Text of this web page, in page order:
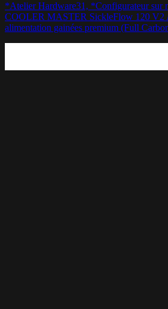
*Atelier Hardware31, *Configurateur
COOLER MASTER SickleFlow 120 V2
alimentation gainées premium (Full